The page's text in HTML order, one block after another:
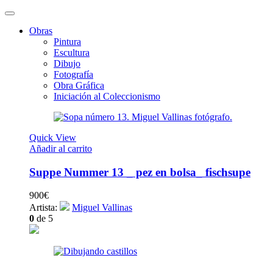
Obras
Pintura
Escultura
Dibujo
Fotografía
Obra Gráfica
Iniciación al Coleccionismo
Quick View
Añadir al carrito
Suppe Nummer 13 _ pez en bolsa_ fischsupe
900€
Artista:
Miguel Vallinas
0 de 5